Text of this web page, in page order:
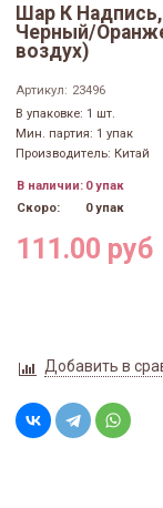
Шар К
Черный/
воздух)
Артикул: 23496
В упаковке: 1 шт.
Мин. партия: 1 упак
Производитель: Китай
В наличии: 0 упак
Скоро:
0 упак
111.00 руб
Добавить в